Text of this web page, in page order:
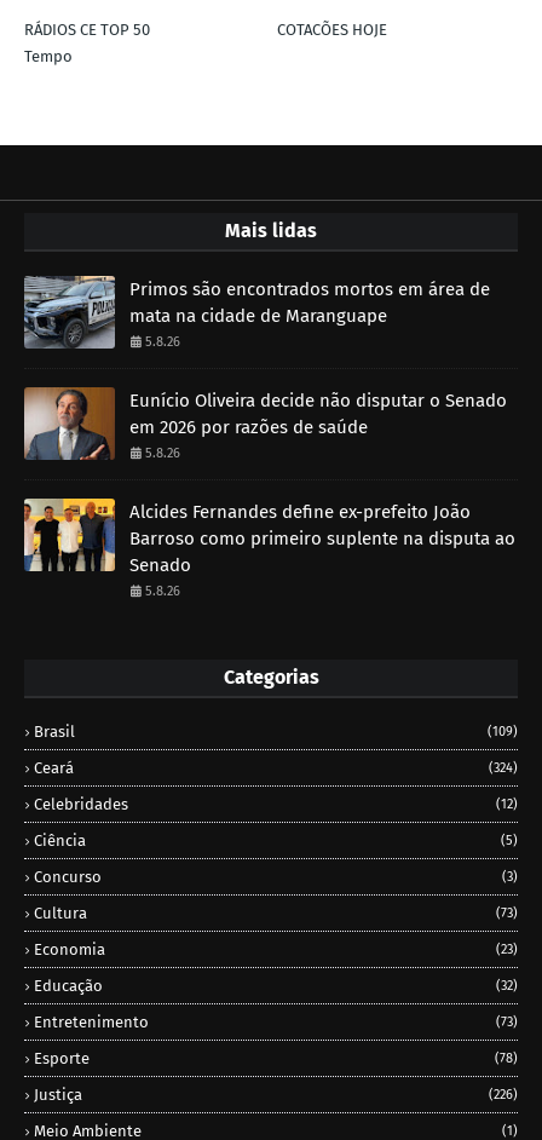
RÁDIOS CE TOP 50
COTACÕES HOJE
Tempo
Mais lidas
Primos são encontrados mortos em área de
mata na cidade de Maranguape
5.8.26
Eunício Oliveira decide não disputar o Senado
em 2026 por razões de saúde
5.8.26
Alcides Fernandes define ex-prefeito João
Barroso como primeiro suplente na disputa ao
Senado
5.8.26
Categorias
Brasil (109)
Ceará (324)
Celebridades (12)
Ciência (5)
Concurso (3)
Cultura (73)
Economia (23)
Educação (32)
Entretenimento (73)
Esporte (78)
Justiça (226)
Meio Ambiente (1)